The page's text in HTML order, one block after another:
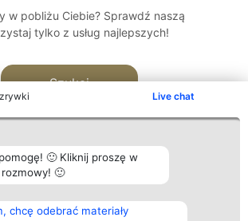
Live chat
🙂 Kliknij proszę w
🙂
chcę odebrać materiały
w pobliżu Ciebie? Sprawdź naszą
tylko z usług najlepszych!
Szukaj
o.
Plebiscyt
Laureaci
Kontakt
Kontakt